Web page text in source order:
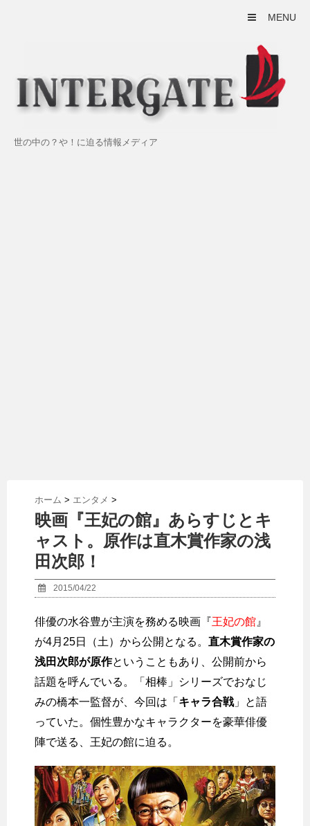
MENU
世の中の？や！に迫る情報メディア
ホーム > エンタメ >
映画『王妃の館』あらすじとキ
ャスト。原作は直木賞作家の浅
田次郎！
2015/04/22
俳優の水谷豊が主演を務める映画『 王妃の館』
が4月25日（土）から公開となる。 直木賞作家の
浅田次郎が原作ということもあり、公開前から
話題を呼んでいる。「相棒」シリーズでおなじ
みの橋本一監督が、今回は「 キャラ合戦」と語
っていた。個性豊かなキャラクターを豪華俳優
陣で送る、王妃の館に迫る。